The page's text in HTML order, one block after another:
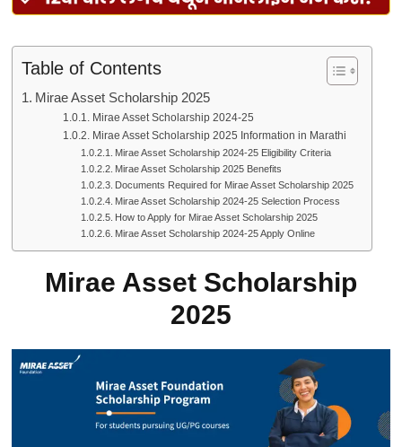
Table of Contents
Mirae Asset Scholarship 2025
Mirae Asset Scholarship 2024-25
Mirae Asset Scholarship 2025 Information in Marathi
Mirae Asset Scholarship 2024-25 Eligibility Criteria
Mirae Asset Scholarship 2025 Benefits
Documents Required for Mirae Asset Scholarship 2025
Mirae Asset Scholarship 2024-25 Selection Process
How to Apply for Mirae Asset Scholarship 2025
Mirae Asset Scholarship 2024-25 Apply Online
Mirae Asset Scholarship
2025